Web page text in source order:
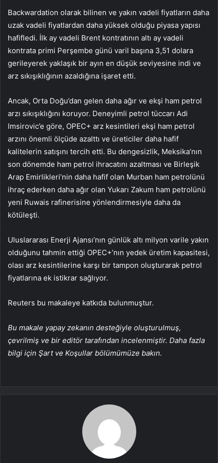
Backwardation olarak bilinen ve yakın vadeli fiyatların daha
uzak vadeli fiyatlardan daha yüksek olduğu piyasa yapısı
hafifledi. İlk ay vadeli Brent kontratının altı ay vadeli
kontrata primi Perşembe günü varil başına 3,51 dolara
gerileyerek yaklaşık bir ayın en düşük seviyesine indi ve
arz sıkışıklığının azaldığına işaret etti.
Ancak, Orta Doğu’dan gelen daha ağır ve ekşi ham petrol
arzı sıkışıklığını koruyor. Deneyimli petrol tüccarı Adi
Imsirovic’e göre, OPEC+ arz kesintileri ekşi ham petrol
arzını önemli ölçüde azalttı ve üreticiler daha hafif
kalitelerin satışını tercih etti. Bu dengesizlik, Meksika’nın
son dönemde ham petrol ihracatını azaltması ve Birleşik
Arap Emirlikleri’nin daha hafif olan Murban ham petrolünü
ihraç ederken daha ağır olan Yukarı Zakum ham petrolünü
yeni Ruwais rafinerisine yönlendirmesiyle daha da
kötüleşti.
Uluslararası Enerji Ajansı’nın günlük altı milyon varile yakın
olduğunu tahmin ettiği OPEC+’nın yedek üretim kapasitesi,
olası arz kesintilerine karşı bir tampon oluşturarak petrol
fiyatlarına ek istikrar sağlıyor.
Reuters bu makaleye katkıda bulunmuştur.
Bu makale yapay zekanın desteğiyle oluşturulmuş,
çevrilmiş ve bir editör tarafından incelenmiştir. Daha fazla
bilgi için Şart ve Koşullar bölümümüze bakın.